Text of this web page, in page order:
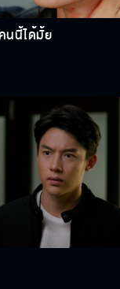
นนี้ได้มั้ย